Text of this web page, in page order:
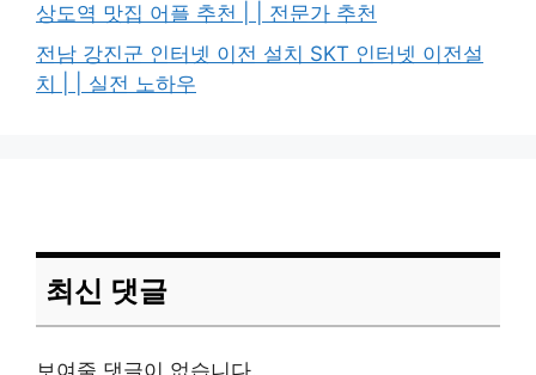
상도역 맛집 어플 추천 | | 전문가 추천
전남 강진군 인터넷 이전 설치 SKT 인터넷 이전설
치 | | 실전 노하우
최신 댓글
보여줄 댓글이 없습니다.